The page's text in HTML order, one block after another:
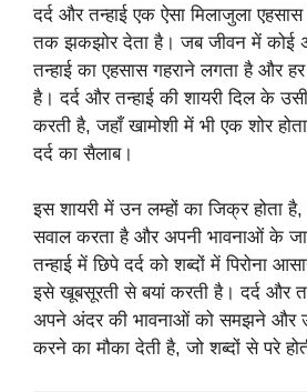
दर्द और तन्हाई एक ऐसा मिलाजुला
तक झकझोर देता है। जब जीवन में कोई
तन्हाई का एहसास गहराने लगता है और
है। दर्द और तन्हाई की शायरी दिल के
करती है, जहाँ खामोशी में भी एक शोर
दर्द का सैलाब।
इस शायरी में उन लम्हों का जिक्र होता
सवाल करता है और अपनी भावनाओं के
तन्हाई में छिपे दर्द को शब्दों में पिरोना
इसे खूबसूरती से बयां करती है। दर्द और
अपने अंदर की भावनाओं को समझने और
करने का मौका देती है, जो शब्दों से परे